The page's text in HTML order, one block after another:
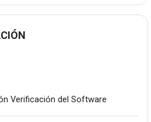
Verificación del Software